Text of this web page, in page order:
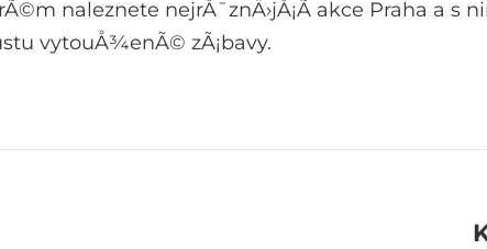
naleznete nejrÅ¯znÄ›jÅ¡Ã­ akce Praha a
vytouÅ¾enÃ© zÃ¡bavy.